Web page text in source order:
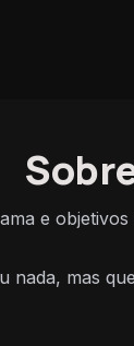
e
nada, mas